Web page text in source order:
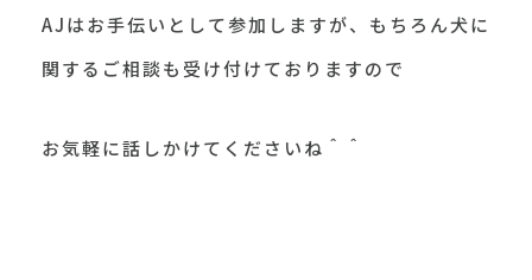
AJはお手伝いとして参加しますが、もちろん犬に
関するご相談も受け付けておりますので
お気軽に話しかけてくださいね＾＾